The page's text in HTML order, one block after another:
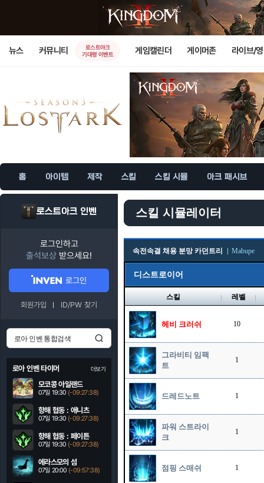
뉴스 커뮤니티
로스트아크
기대평 이벤트
게임캘린더 게이머존 라이브/
홈 아이템 제작 스킬 스킬 시뮬 아크 패시브
로스트아크 인벤
로그인하고
출석보상 받으세요!
로그인
회원가입 ID/PW 찾기
로아 인벤 타이머 더보기
모코콩 아일랜드
07일 19:30 (-09:27:37)
항해 협동 : 애니츠
07일 19:30 (-09:27:37)
항해 협동 : 페이튼
07일 19:30 (-09:27:37)
에라스모의 섬
07일 20:00 (-09:57:37)
스킬 시뮬레이터
속전속결 채용 분망 카던트리 Mabupe
디스트로이어
스킬 레벨
헤비 크러쉬 10
그라비티 임팩
트
1
드레드노트 1
파워 스트라이
크
1
점핑 스매쉬 1